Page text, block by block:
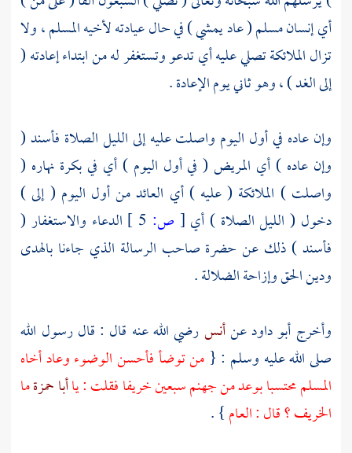
أي إنسان مسلم ( عاد يمشي ) في حال عيادته لأخيه المسلم ، ولا
تزال الملائكة تصلي عليه أي تدعو وتستغفر له من ابتداء إعادته (
إلى الغد ) ، وهو ثاني يوم الإعادة .
وإن عاده في أول اليوم واصلت عليه إلى الليل الصلاة فأسند (
وإن عاده ) أي المريض ( في أول اليوم ) أي في بكرة نهاره (
واصلت ) الملائكة ( عليه ) أي العائد من أول اليوم ( إلى )
دخول ( الليل الصلاة ) أي [ ص:
الدعاء والاستغفار (
فأسند ) ذلك عن حضرة صاحب الرسالة الذي جاءنا بالهدى
ودين الحق وإزاحة الضلالة .
وأخرج أبو داودعنأنسرضي الله عنه قال : قال رسول الله
صلى الله عليه وسلم : { من توضأ فأحسن الوضوء وعاد أخاه
المسلم محتسبا بوعد من جهنم سبعين خريفا فقلت : ياأبا حمزةما
الخريف ؟ قال : العام} .